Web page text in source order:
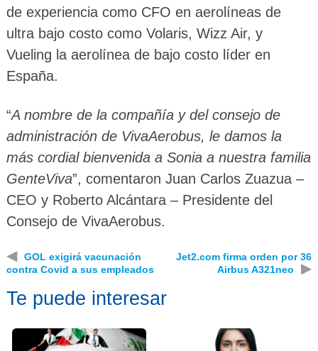
de experiencia como CFO en aerolíneas de
ultra bajo costo como Volaris, Wizz Air, y
Vueling la aerolínea de bajo costo líder en
España.
“A nombre de la compañía y del consejo de
administración de VivaAerobus, le damos la
más cordial bienvenida a Sonia a nuestra familia
GenteViva”, comentaron Juan Carlos Zuazua –
CEO y Roberto Alcántara – Presidente del
Consejo de VivaAerobus.
◀
GOL exigirá vacunación
contra Covid a sus empleados
Jet2.com firma orden por 36
Airbus A321neo
▶
Te puede interesar